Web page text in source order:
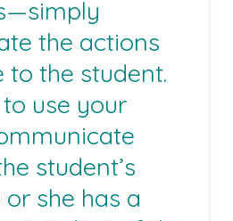
the actions
to the student.
use your
student’s
she has a